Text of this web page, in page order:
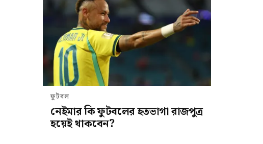
ফুটবল
নেইমার কি ফুটবলের হতভাগা রাজপুত্র
হয়েই থাকবেন?